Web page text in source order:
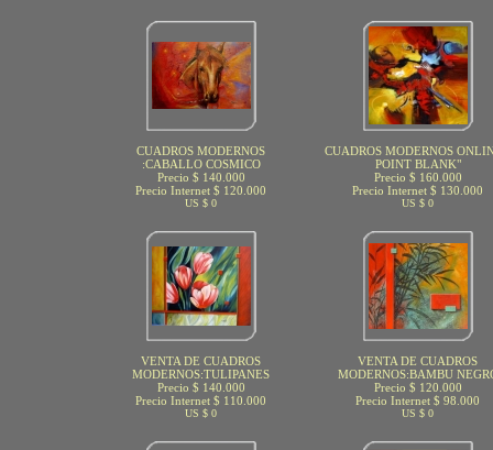
CUADROS MODERNOS
:CABALLO COSMICO
Precio $ 140.000
Precio Internet $ 120.000
US $ 0
CUADROS MODERNOS
POINT BLANK"
Precio $ 160.000
Precio Internet $ 130.000
US $ 0
VENTA DE CUADROS
MODERNOS:TULIPANES
Precio $ 140.000
Precio Internet $ 110.000
US $ 0
VENTA DE CUADROS
MODERNOS:BAMBU
Precio $ 120.000
Precio Internet $ 98.000
US $ 0